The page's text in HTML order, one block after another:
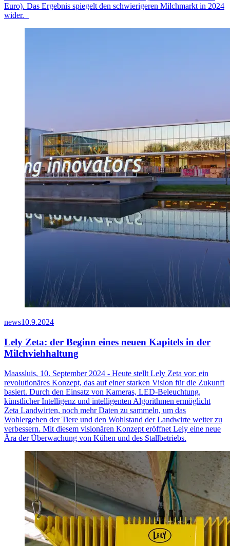
Euro). Das Ergebnis spiegelt den schwierigeren Milchmarkt in 2024
wider.
news10.9.2024
Lely Zeta: der Beginn eines neuen Kapitels in der
Milchviehhaltung
Maassluis, 10. September 2024 - Heute stellt Lely Zeta vor: ein
revolutionäres Konzept, das auf einer starken Vision für die Zukunft
basiert. Durch den Einsatz von Kameras, LED-Beleuchtung,
künstlicher Intelligenz und intelligenten Algorithmen ermöglicht
Zeta Landwirten, noch mehr Daten zu sammeln, um das
Wohlergehen der Tiere und den Wohlstand der Landwirte weiter zu
verbessern. Mit diesem visionären Konzept eröffnet Lely eine neue
Ära der Überwachung von Kühen und des Stallbetriebs.